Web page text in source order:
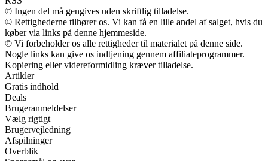
© Ingen del må gengives uden skriftlig tilladelse.
© Rettighederne tilhører os. Vi kan få en lille andel af salget, hvis du
køber via links på denne hjemmeside.
© Vi forbeholder os alle rettigheder til materialet på denne side.
Nogle links kan give os indtjening gennem affiliateprogrammer.
Kopiering eller videreformidling kræver tilladelse.
Artikler
Gratis indhold
Deals
Brugeranmeldelser
Vælg rigtigt
Brugervejledning
Afspilninger
Overblik